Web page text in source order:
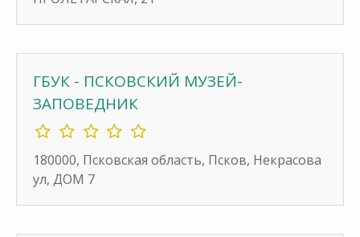
ГБУК - ПСКОВСКИЙ МУЗЕЙ-
ЗАПОВЕДНИК
180000, Псковская область, Псков, Некрасова
ул, ДОМ 7